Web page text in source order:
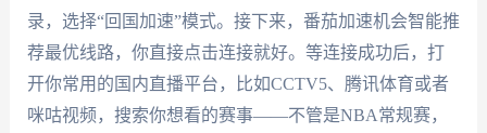
录，选择“回国加速”模式。接下来，番茄加速机会智能推
荐最优线路，你直接点击连接就好。等连接成功后，打
开你常用的国内直播平台，比如CCTV5、腾讯体育或者
咪咕视频，搜索你想看的赛事——不管是NBA常规赛，